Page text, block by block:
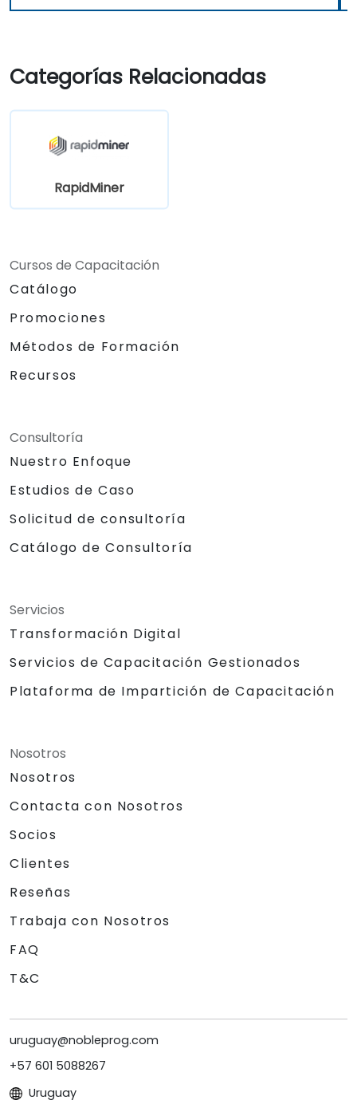
Categorías Relacionadas
RapidMiner
Cursos de Capacitación
Catálogo
Promociones
Métodos de Formación
Recursos
Consultoría
Nuestro Enfoque
Estudios de Caso
Solicitud de consultoría
Catálogo de Consultoría
Servicios
Transformación Digital
Servicios de Capacitación Gestionados
Plataforma de Impartición de Capacitación
Nosotros
Nosotros
Contacta con Nosotros
Socios
Clientes
Reseñas
Trabaja con Nosotros
FAQ
T&C
uruguay@nobleprog.com
+57 601 5088267
Uruguay